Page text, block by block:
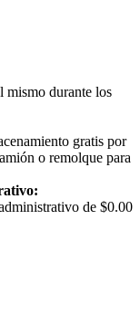
mismo durante los
gratis por
o remolque para
de $0.00